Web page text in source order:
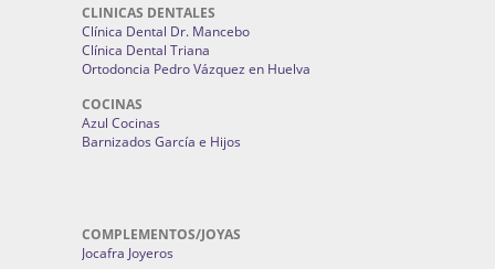
CLINICAS DENTALES
Clínica Dental Dr. Mancebo
Clínica Dental Triana
Ortodoncia Pedro Vázquez en Huelva
COCINAS
Azul Cocinas
Barnizados García e Hijos
COMPLEMENTOS/JOYAS
Jocafra Joyeros